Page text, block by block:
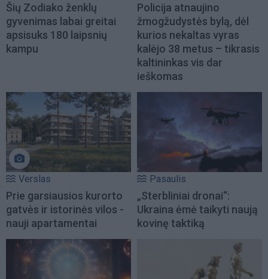
Šių Zodiako ženklų
gyvenimas labai greitai
apsisuks 180 laipsnių
kampu
Policija atnaujino
žmogžudystės bylą, dėl
kurios nekaltas vyras
kalėjo 38 metus – tikrasis
kaltininkas vis dar
ieškomas
Verslas
Prie garsiausios kurorto
gatvės ir istorinės vilos -
nauji apartamentai
Pasaulis
„Sterbliniai dronai“:
Ukraina ėmė taikyti naują
kovinę taktiką